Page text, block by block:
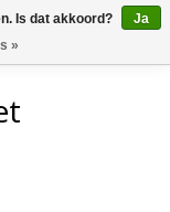
Is dat akkoord?
Ja
»